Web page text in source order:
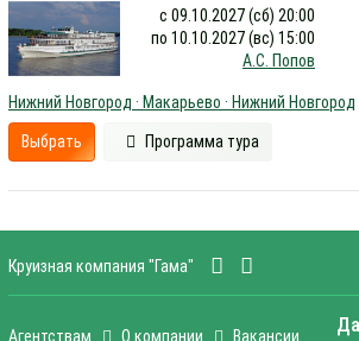
с 09.10.2027 (сб) 20:00
по 10.10.2027 (вс) 15:00
А.С. Попов
Нижний Новгород · Макарьево · Нижний Новгород
Выбрать Программа тура
Круизная компания "Гама"
Агентствам О компании Вакансии